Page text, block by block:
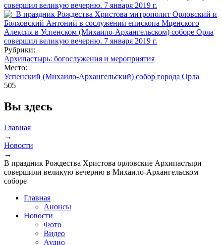
Рубрики:
Архипастырь: богослужения и мероприятия
Место:
Успенский (Михаило-Архангельский) собор города Орла
505
Вы здесь
Главная
→
Новости
→
В праздник Рождества Христова орловские Архипастыри
совершили великую вечерню в Михаило-Архангельском
соборе
Главная
Анонсы
Новости
Фото
Видео
Аудио